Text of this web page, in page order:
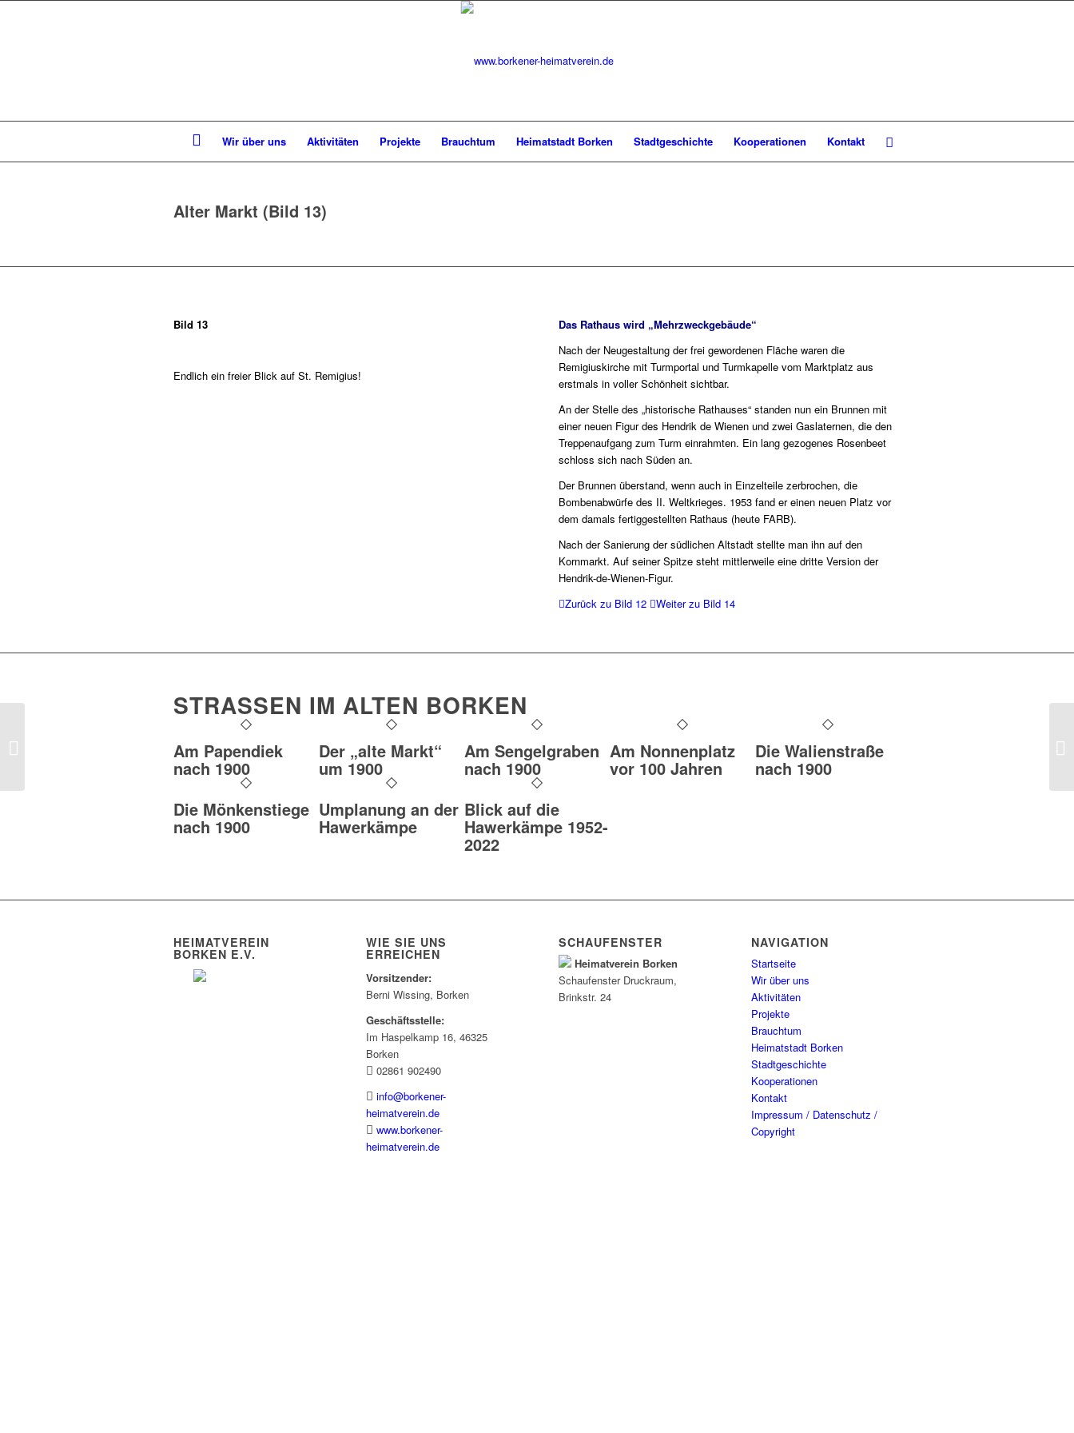
Wir über uns Aktivitäten Projekte Brauchtum Heimatstadt Borken Stadtgeschichte Kooperationen Kontakt
Alter Markt (Bild 13)
Bild 13
Endlich ein freier Blick auf St. Remigius!
Das Rathaus wird „Mehrzweckgebäude“
Nach der Neugestaltung der frei gewordenen Fläche waren die
Remigiuskirche mit Turmportal und Turmkapelle vom Marktplatz aus
erstmals in voller Schönheit sichtbar.
An der Stelle des „historische Rathauses“ standen nun ein Brunnen mit
einer neuen Figur des Hendrik de Wienen und zwei Gaslaternen, die den
Treppenaufgang zum Turm einrahmten. Ein lang gezogenes Rosenbeet
schloss sich nach Süden an.
Der Brunnen überstand, wenn auch in Einzelteile zerbrochen, die
Bombenabwürfe des II. Weltkrieges. 1953 fand er einen neuen Platz vor
dem damals fertiggestellten Rathaus (heute FARB).
Nach der Sanierung der südlichen Altstadt stellte man ihn auf den
Kornmarkt. Auf seiner Spitze steht mittlerweile eine dritte Version der
Hendrik-de-Wienen-Figur.
Zurück zu Bild 12
Weiter zu Bild 14
STRASSEN IM ALTEN BORKEN
Am Papendiek
nach 1900
Der „alte Markt“
um 1900
Am Sengelgraben
nach 1900
Am Nonnenplatz
vor 100 Jahren
Die Walienstraße
nach 1900
Die Mönkenstiege
nach 1900
Umplanung an der
Hawerkämpe
Blick auf die
Hawerkämpe 1952-
2022
HEIMATVEREIN
BORKEN E.V.
WIE SIE UNS
ERREICHEN
Vorsitzender:
Berni Wissing, Borken
Geschäftsstelle:
Im Haspelkamp 16, 46325
Borken
02861 902490
info@borkener-
heimatverein.de
www.borkener-
heimatverein.de
SCHAUFENSTER
Heimatverein Borken
Schaufenster Druckraum,
Brinkstr. 24
NAVIGATION
Startseite
Wir über uns
Aktivitäten
Projekte
Brauchtum
Heimatstadt Borken
Stadtgeschichte
Kooperationen
Kontakt
Impressum / Datenschutz /
Copyright